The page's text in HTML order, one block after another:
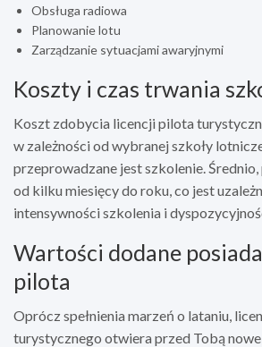
Obsługa radiowa
Planowanie lotu
Zarządzanie sytuacjami awaryjnymi
Koszty i czas trwania
Koszt zdobycia licencji pilota
w zależności od wybranej szkoły
przeprowadzane jest szkolenie.
od kilku miesięcy do roku, co jest
intensywności szkolenia i
Wartości dodane
pilota
Oprócz spełnienia marzeń o lataniu,
turystycznego otwiera przed Tobą